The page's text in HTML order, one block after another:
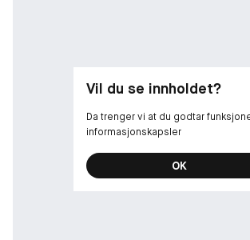
Vil du se innholdet?
Da trenger vi at du godtar
informasjonskapsler
OK